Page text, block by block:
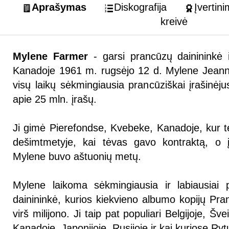
Aprašymas Diskografija
kreivė
Mylene Farmer- garsi prancūzų dainininkė
Kanadoje 1961 m. rugsėjo 12 d. Mylene
visų laikų sėkmingiausia prancūziškai
apie 25 mln. įrašų.
Ji gimė Pierefondse, Kvebeke, Kanadoje, kur
dešimtmetyje, kai tėvas gavo kontraktą, o
Mylene buvo aštuonių metų.
Mylene laikoma sėkmingiausia ir labiausiai
dainininkė, kurios kiekvieno albumo kopijų
virš milijono. Ji taip pat populiari Belgijoje,